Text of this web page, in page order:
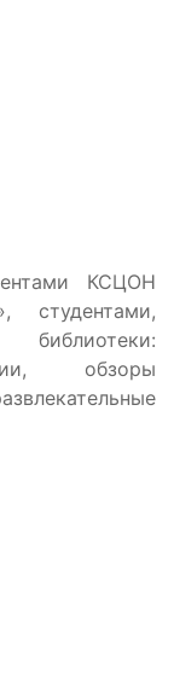
КСЦОН
студентами,
обзоры